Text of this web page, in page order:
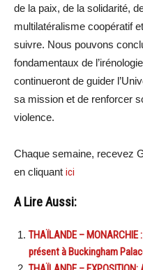
de la paix, de la solidarité,
multilatéralisme coopératif
suivre. Nous pouvons
fondamentaux de
continueront de guider
sa mission et de renforcer
violence.
Chaque semaine, recevez
en cliquant ici
A Lire Aussi:
THAÏLANDE –
présent à Buckingham